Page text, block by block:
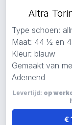
Altra
Type schoen:
Maat: 44 ½ en
Kleur: blauw
Gemaakt van
Ademend
Levertijd: op
€